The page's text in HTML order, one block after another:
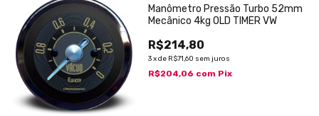
Manômetro Pressão Turbo 52mm
Mecânico 4kg OLD TIMER VW
R$214,80
3xde R$71,60 sem juros
R$204,06 com Pix